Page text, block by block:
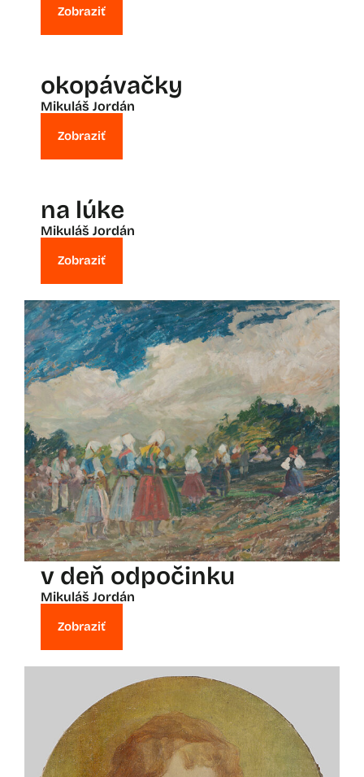
Zobraziť
okopávačky
Mikuláš Jordán
Zobraziť
na lúke
Mikuláš Jordán
Zobraziť
v deň odpočinku
Mikuláš Jordán
Zobraziť